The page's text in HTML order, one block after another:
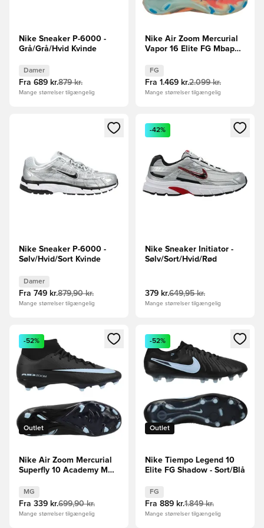
Nike Sneaker P-6000 -
Grå/Grå/Hvid Kvinde
Damer
Fra 689 kr.879 kr.
Mange størrelser tilgængelig
Nike Air Zoom Mercurial
Vapor 16 Elite FG Mbappé
Orange/Turkis/Grøn
FG
Fra 1.469 kr.2.099 kr.
Mange størrelser tilgængelig
Åbner en Modal til at logge ind eller tilmelde dig som
Nike Sneaker P-6000 -
Sølv/Hvid/Sort Kvinde
Damer
Fra 749 kr.879,90 kr.
Mange størrelser tilgængelig
Åbner en Modal til at logge
-42%
Nike Sneaker Initiator -
Sølv/Sort/Hvid/Rød
379 kr.649,95 kr.
Mange størrelser tilgængelig
Åbner en Modal til at logge ind eller tilmelde dig som
Outlet
-52%
Nike Air Zoom Mercurial
Superfly 10 Academy MG
MG
Fra 339 kr.699,90 kr.
Mange størrelser tilgængelig
Åbner en Modal til at logge
Outlet
-52%
Nike Tiempo Legend 10
Elite FG Shadow - Sort/Blå
FG
Fra 889 kr.1.849 kr.
Mange størrelser tilgængelig